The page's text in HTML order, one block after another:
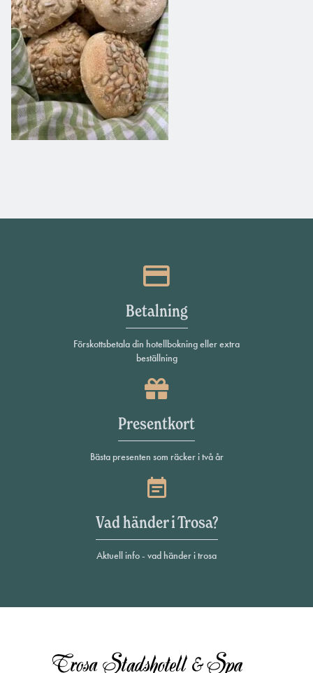
Betalning
Förskottsbetala din hotellbokning eller extra
beställning
Presentkort
Bästa presenten som räcker i två år
Vad händer i Trosa?
Aktuell info - vad händer i trosa